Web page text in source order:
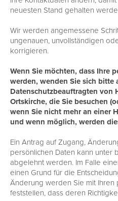
neuesten Stand gehalten
Wir werden angemessene
ungenauen, unvollständigen
korrigieren.
Wenn Sie möchten, dass Ihre
werden, wenden Sie sich bitte
Datenschutzbeauftragten von
Ortskirche, die Sie besuchen
wenn Sie nicht mehr an einer
und wenn möglich, werden
Ein Antrag auf Zugang,
persönlichen Daten kann unter
abgelehnt werden. Im Falle
einen Grund für die
Änderung werden Sie mit Ihren
feststellen, dass deren